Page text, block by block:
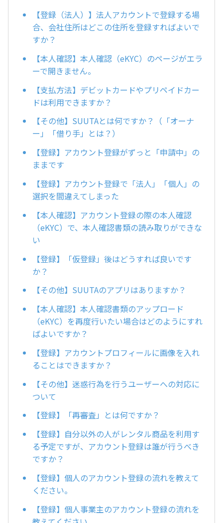
【登録（法人）】法人アカウントで登録する場
合、会社住所はどこの住所を登録すればよいで
すか？
【本人確認】本人確認（eKYC）のページがエラ
ーで開きません。
【支払方法】デビットカードやプリペイドカー
ドは利用できますか？
【その他】SUUTAとは何ですか？（「オーナ
ー」「借り手」とは？）
【登録】アカウント登録がずっと「申請中」の
ままです
【登録】アカウント登録で「法人」「個人」の
選択を間違えてしまった
【本人確認】アカウント登録の際の本人確認
（eKYC）で、本人確認書類の読み取りができな
い
【登録】「仮登録」後はどうすれば良いです
か？
【その他】SUUTAのアプリはありますか？
【本人確認】本人確認書類のアップロード
（eKYC）を再度行いたい場合はどのようにすれ
ばよいですか？
【登録】アカウントプロフィールに画像を入れ
ることはできますか？
【その他】迷惑行為を行うユーザーへの対応に
ついて
【登録】「再審査」とは何ですか？
【登録】自分以外の人がレンタル商品を利用す
る予定ですが、アカウント登録は誰が行うべき
ですか？
【登録】個人のアカウント登録の流れを教えて
ください。
【登録】個人事業主のアカウント登録の流れを